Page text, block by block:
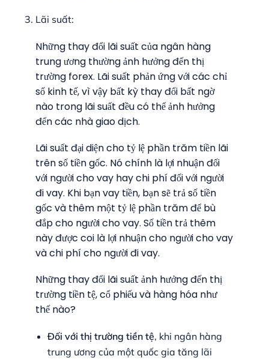
Lãi suất:
Những thay đổi lãi suất của ngân hàng
trung ương thường ảnh hưởng đến thị
trường forex. Lãi suất phản ứng với các chỉ
số kinh tế, vì vậy bất kỳ thay đổi bất ngờ
nào trong lãi suất đều có thể ảnh hưởng
đến các nhà giao dịch.
Lãi suất đại diện cho tỷ lệ phần trăm tiền lãi
trên số tiền gốc. Nó chính là lợi nhuận đối
với người cho vay hay chi phí đối với người
đi vay. Khi bạn vay tiền, bạn sẽ trả số tiền
gốc và thêm một tỷ lệ phần trăm để bù
đắp cho người cho vay. Số tiền trả thêm
này được coi là lợi nhuận cho người cho vay
và chi phí cho người đi vay.
Những thay đổi lãi suất ảnh hưởng đến thị
trường tiền tệ, cổ phiếu và hàng hóa như
thế nào?
Đối với thị trường tiền tệ, khi ngân hàng
trung ương của một quốc gia tăng lãi